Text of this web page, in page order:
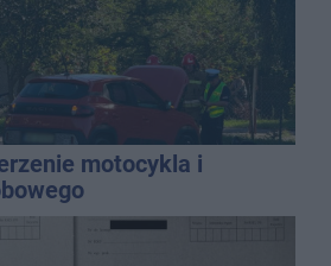
motocykla i